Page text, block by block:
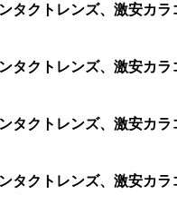
クトレンズ、激安カ
クトレンズ、激安カ
クトレンズ、激安カ
クトレンズ、激安カ